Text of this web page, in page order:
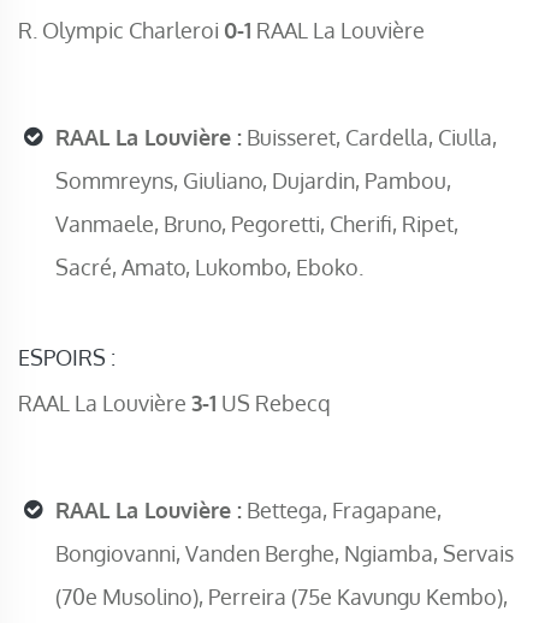
R. Olympic Charleroi 0-1 RAAL La Louvière
RAAL La Louvière : Buisseret, Cardella, Ciulla,
Sommreyns, Giuliano, Dujardin, Pambou,
Vanmaele, Bruno, Pegoretti, Cherifi, Ripet,
Sacré, Amato, Lukombo, Eboko.
ESPOIRS :
RAAL La Louvière 3-1 US Rebecq
RAAL La Louvière : Bettega, Fragapane,
Bongiovanni, Vanden Berghe, Ngiamba, Servais
(70e Musolino), Perreira (75e Kavungu Kembo),